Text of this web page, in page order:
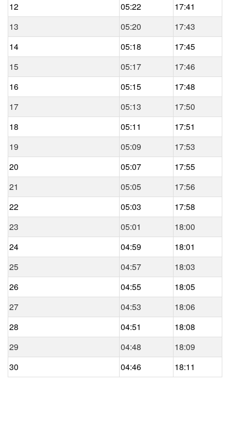
12
05:22
17:41
13
05:20
17:43
14
05:18
17:45
15
05:17
17:46
16
05:15
17:48
17
05:13
17:50
18
05:11
17:51
19
05:09
17:53
20
05:07
17:55
21
05:05
17:56
22
05:03
17:58
23
05:01
18:00
24
04:59
18:01
25
04:57
18:03
26
04:55
18:05
27
04:53
18:06
28
04:51
18:08
29
04:48
18:09
30
04:46 18:11